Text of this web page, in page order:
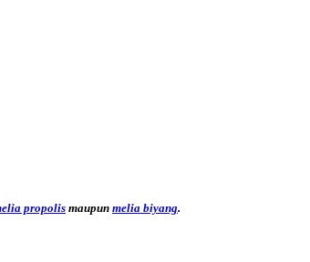
propolismaupun melia biyang.